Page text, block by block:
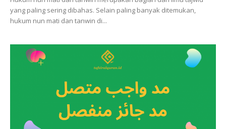
yang paling sering dibahas. Selain paling banyak ditemukan,
hukum nun mati dan tanwin di...